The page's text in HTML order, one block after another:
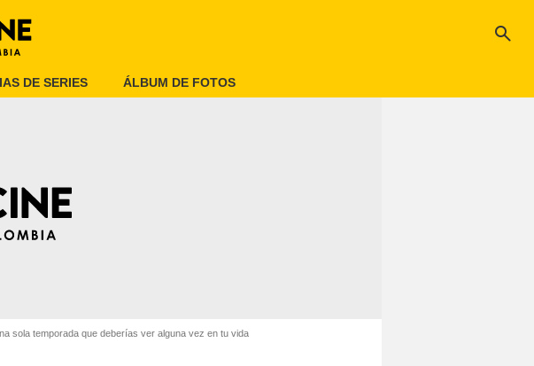
search
DE SERIES ÁLBUM DE FOTOS
sola temporada que deberías ver alguna vez en tu vida